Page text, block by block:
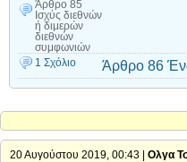
Άρθρο 85
Ισχύς διεθνών
ή διμερών
διεθνών
συμφωνιών
1 Σχόλιο
Άρθρο 86
20 Αυγούστου 2019, 00:43 | Ολγα